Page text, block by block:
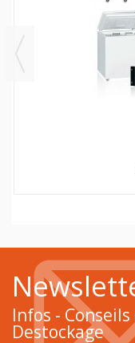
Infos -
Destockage